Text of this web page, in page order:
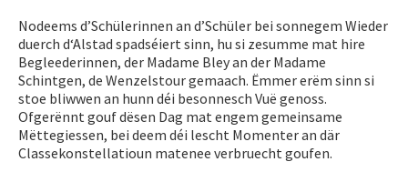
Nodeems d’Schülerinnen an d’Schüler bei sonnegem Wieder
duerch d‘Alstad spadséiert sinn, hu si zesumme mat hire
Begleederinnen, der Madame Bley an der Madame
Schintgen, de Wenzelstour gemaach. Ëmmer erëm sinn si
stoe bliwwen an hunn déi besonnesch Vuë genoss.
Ofgerënnt gouf dësen Dag mat engem gemeinsame
Mëttegiessen, bei deem déi lescht Momenter an där
Classekonstellatioun matenee verbruecht goufen.